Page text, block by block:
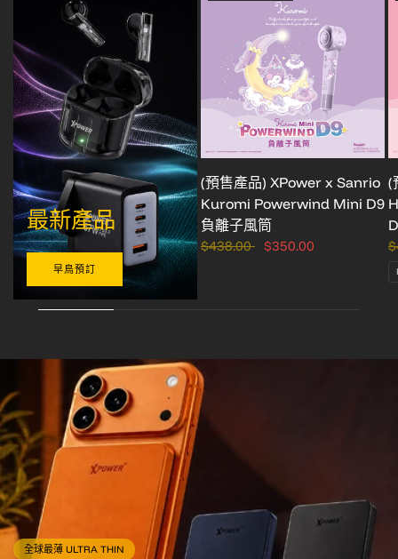
最新產品
早鳥預訂
(預售產品) XPower x Sanrio
Kuromi Powerwind Mini D9
負離子風筒
$438.00 $350.00
(
全球最薄 ULTRA THIN